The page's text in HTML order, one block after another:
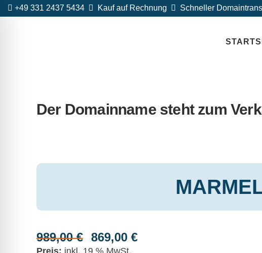
+49 331 2437 5434 Kauf auf Rechnung Schneller
Der Domainname steht zum
989,00€
Ursprünglicher
Preis
869,00 €Aktueller
inkl. 19 % MwSt.